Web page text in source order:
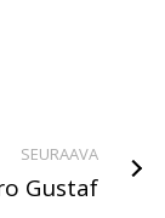
SEURAAVA
Gustaf